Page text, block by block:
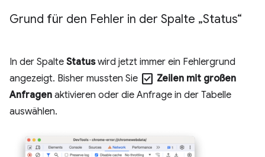
Grund für den Fehler in der Spalte „Status“
In der Spalte Statuswird jetzt immer ein Fehlergrund
angezeigt. Bisher mussten Sie check_box Zeilen mit großen
Anfragen aktivieren oder die Anfrage in der Tabelle
auswählen.